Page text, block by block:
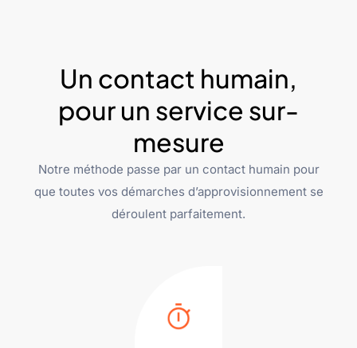
Un contact humain,
pour un service sur-
mesure
Notre méthode passe par un contact humain pour
que toutes vos démarches d’approvisionnement se
déroulent parfaitement.